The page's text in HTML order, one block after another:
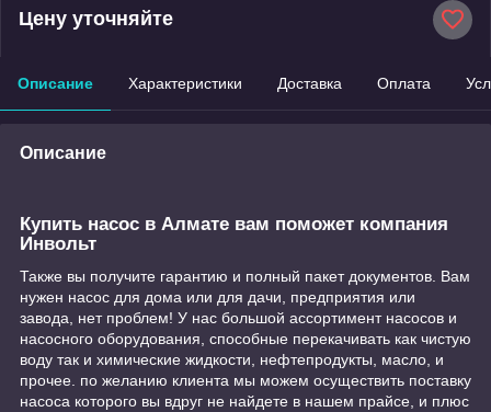
Цену уточняйте
Описание Характеристики Доставка Оплата
Описание
Купить насос в Алмате вам поможет компания
Инвольт
Также вы получите гарантию и полный пакет документов. Вам
нужен насос для дома или для дачи, предприятия или
завода, нет проблем! У нас большой ассортимент насосов и
насосного оборудования, способные перекачивать как чистую
воду так и химические жидкости, нефтепродукты, масло, и
прочее. по желанию клиента мы можем осуществить поставку
насоса которого вы вдруг не найдете в нашем прайсе, и плюс